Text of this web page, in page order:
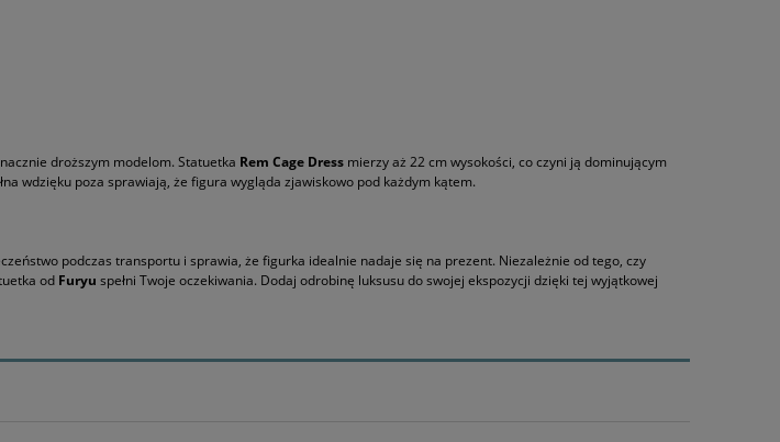
droższym modelom. Statuetka Rem Cage Dress mierzy aż 22 cm wysokości, co czyni ją dominującym
wdzięku poza sprawiają, że figura wygląda zjawiskowo pod każdym kątem.
podczas transportu i sprawia, że figurka idealnie nadaje się na prezent. Niezależnie od tego, czy
od Furyu spełni Twoje oczekiwania. Dodaj odrobinę luksusu do swojej ekspozycji dzięki tej wyjątkowej